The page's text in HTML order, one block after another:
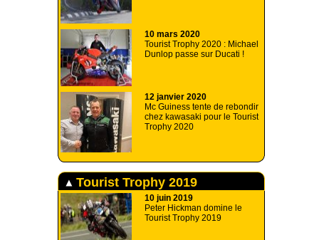
10 mars 2020
Tourist Trophy 2020 : Michael
Dunlop passe sur Ducati !
12 janvier 2020
Mc Guiness tente de rebondir
chez kawasaki pour le Tourist
Trophy 2020
Tourist Trophy 2019
10 juin 2019
Peter Hickman domine le
Tourist Trophy 2019